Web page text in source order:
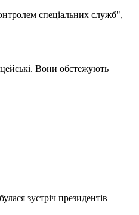
спеціальних служб", –
Вони обстежують
зустріч президентів